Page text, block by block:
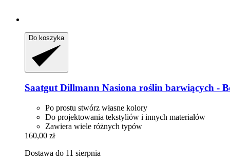
Do koszyka
Saatgut Dillmann Nasiona roślin barwiących -​
Po prostu stwórz własne kolory
Do projektowania tekstyliów i innych materiałów
Zawiera wiele różnych typów
160,00 zł
Dostawa do 11 sierpnia